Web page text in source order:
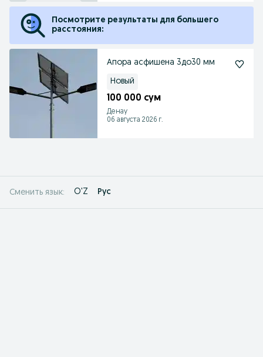
Посмотрите результаты для большего
расстояния:
Апора асфишена 3до30 мм
Новый
100 000 сум
Денау
06 августа 2026 г.
Сменить язык: O'Z Рус